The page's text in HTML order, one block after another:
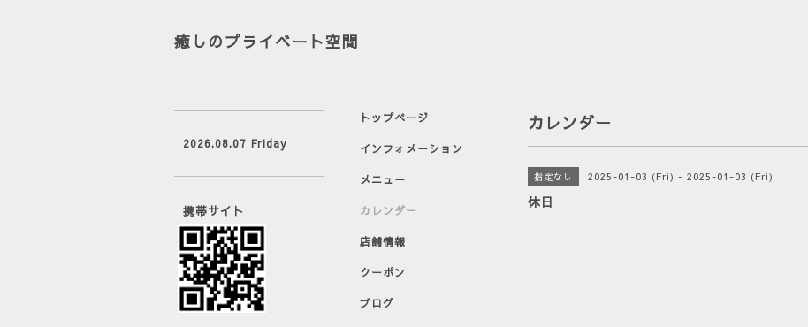
癒しのプライベート空間
カレンダー
指定なし 2025-01-03 (Fri) - 2025-01-03 (Fri)
休日
トップページ
インフォメーション
メニュー
カレンダー
店舗情報
クーポン
ブログ
2026.08.07 Friday
携帯サイト